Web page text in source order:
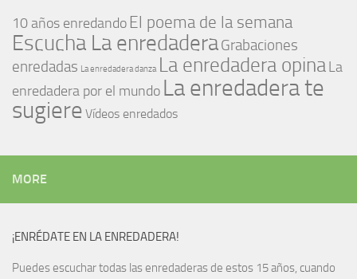
10 años enredando El poema de la semana
Escucha La enredaderaGrabaciones
enredadas La enredadera danza La enredadera opina La
enredadera por el mundo La enredadera te
sugiere Vídeos enredados
MORE
¡ENRÉDATE EN LA ENREDADERA!
Puedes escuchar todas las enredaderas de estos 15 años, cuando